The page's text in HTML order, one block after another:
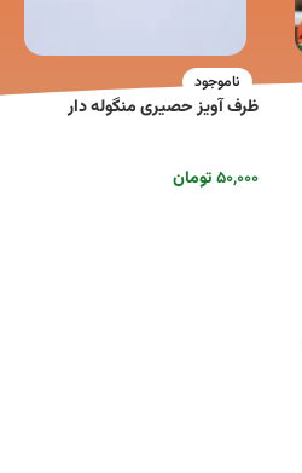
ناموجود
ظرف آویز حصیری منگوله دار
۵۰,۰۰۰تومان